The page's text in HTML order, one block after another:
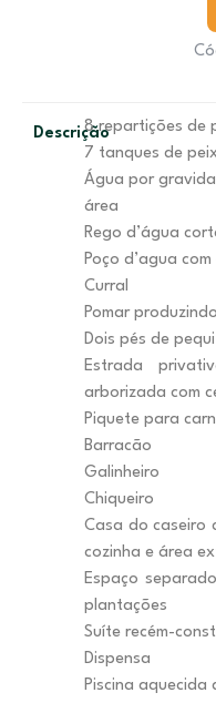
Descrição8 repartições de
7 tanques de
Água por
área
Rego d’água
Poço d’agua
Curral
Pomar produzindo
Dois pés de
Estrada
arborizada com
Piquete para
Barracão
Galinheiro
Chiqueiro
Casa do caseiro
cozinha e área
Espaço
plantações
Suíte recém-
Dispensa
Piscina